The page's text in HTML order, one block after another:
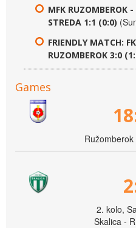
MFK RUZOMBEROK
STREDA 1:1 (0:0)
FRIENDLY MATCH:
RUZOMBEROK 3:0
Games
2. kolo,
Skalica -